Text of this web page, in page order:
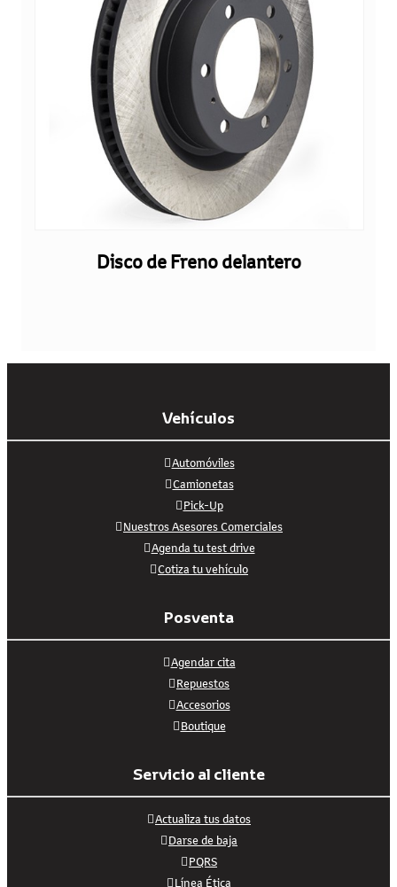
Disco de Freno delantero
Vehículos
Automóviles
Camionetas
Pick-Up
Nuestros Asesores Comerciales
Agenda tu test drive
Cotiza tu vehículo
Posventa
Agendar cita
Repuestos
Accesorios
Boutique
Servicio al cliente
Actualiza tus datos
Darse de baja
PQRS
Línea Ética